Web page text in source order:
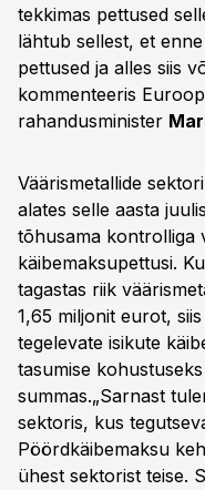
tekkimas pettused
lähtub sellest, et
pettused ja alles siis
kommenteeris
rahandusminister
Väärismetallide
alates selle aasta
tõhusama kontrolliga
käibemaksupettusi.
tagastas riik
1,65 miljonit eurot,
tegelevate isikute
tasumise
summas.„Sarnast
sektoris, kus
Pöördkäibemaksu
ühest sektorist teise.